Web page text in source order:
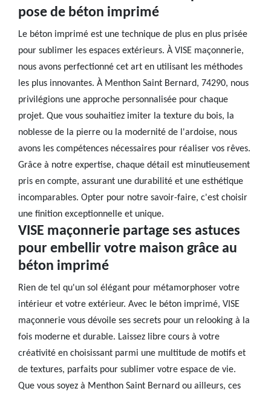
pose de béton imprimé
Le béton imprimé est une technique de plus en plus prisée
pour sublimer les espaces extérieurs. À VISE maçonnerie,
nous avons perfectionné cet art en utilisant les méthodes
les plus innovantes. À Menthon Saint Bernard, 74290, nous
privilégions une approche personnalisée pour chaque
projet. Que vous souhaitiez imiter la texture du bois, la
noblesse de la pierre ou la modernité de l'ardoise, nous
avons les compétences nécessaires pour réaliser vos rêves.
Grâce à notre expertise, chaque détail est minutieusement
pris en compte, assurant une durabilité et une esthétique
incomparables. Opter pour notre savoir-faire, c'est choisir
une finition exceptionnelle et unique.
VISE maçonnerie partage ses astuces
pour embellir votre maison grâce au
béton imprimé
Rien de tel qu'un sol élégant pour métamorphoser votre
intérieur et votre extérieur. Avec le béton imprimé, VISE
maçonnerie vous dévoile ses secrets pour un relooking à la
fois moderne et durable. Laissez libre cours à votre
créativité en choisissant parmi une multitude de motifs et
de textures, parfaits pour sublimer votre espace de vie.
Que vous soyez à Menthon Saint Bernard ou ailleurs, ces